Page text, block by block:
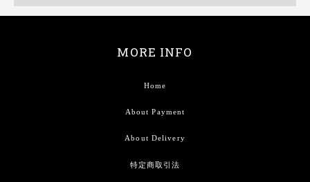
MORE INFO
Home
About Payment
About Delivery
特定商取引法